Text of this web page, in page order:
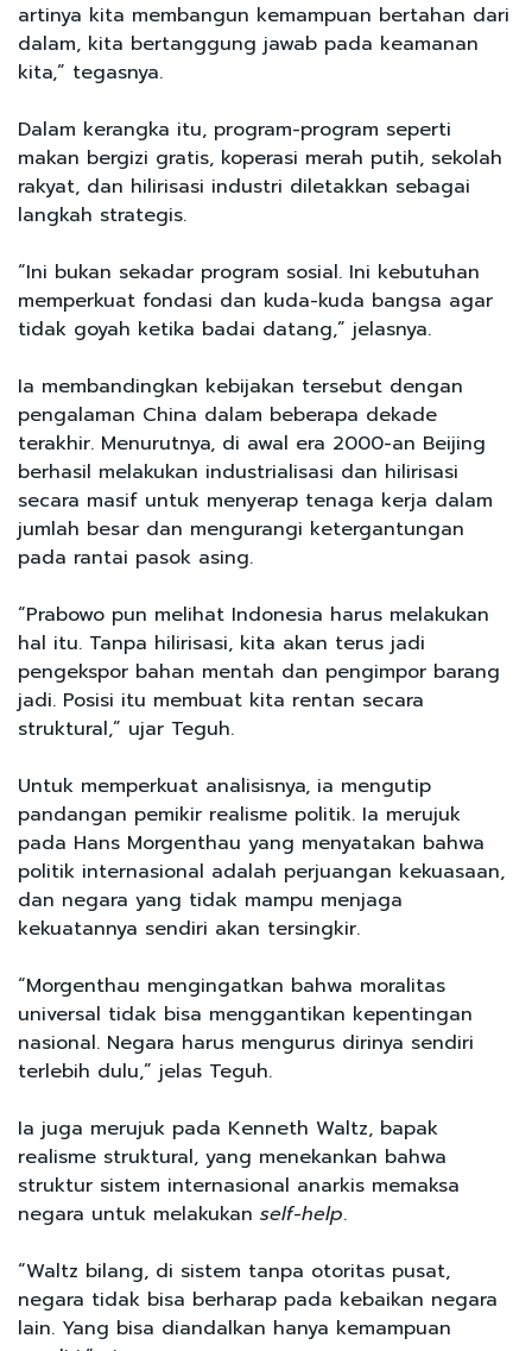
artinya kita membangun kemampuan bertahan dari
dalam, kita bertanggung jawab pada keamanan
kita,” tegasnya.
Dalam kerangka itu, program-program seperti
makan bergizi gratis, koperasi merah putih, sekolah
rakyat, dan hilirisasi industri diletakkan sebagai
langkah strategis.
“Ini bukan sekadar program sosial. Ini kebutuhan
memperkuat fondasi dan kuda-kuda bangsa agar
tidak goyah ketika badai datang,” jelasnya.
Ia membandingkan kebijakan tersebut dengan
pengalaman China dalam beberapa dekade
terakhir. Menurutnya, di awal era 2000-an Beijing
berhasil melakukan industrialisasi dan hilirisasi
secara masif untuk menyerap tenaga kerja dalam
jumlah besar dan mengurangi ketergantungan
pada rantai pasok asing.
“Prabowo pun melihat Indonesia harus melakukan
hal itu. Tanpa hilirisasi, kita akan terus jadi
pengekspor bahan mentah dan pengimpor barang
jadi. Posisi itu membuat kita rentan secara
struktural,” ujar Teguh.
Untuk memperkuat analisisnya, ia mengutip
pandangan pemikir realisme politik. Ia merujuk
pada Hans Morgenthau yang menyatakan bahwa
politik internasional adalah perjuangan kekuasaan,
dan negara yang tidak mampu menjaga
kekuatannya sendiri akan tersingkir.
“Morgenthau mengingatkan bahwa moralitas
universal tidak bisa menggantikan kepentingan
nasional. Negara harus mengurus dirinya sendiri
terlebih dulu,” jelas Teguh.
Ia juga merujuk pada Kenneth Waltz, bapak
realisme struktural, yang menekankan bahwa
struktur sistem internasional anarkis memaksa
negara untuk melakukan self-help.
“Waltz bilang, di sistem tanpa otoritas pusat,
negara tidak bisa berharap pada kebaikan negara
lain. Yang bisa diandalkan hanya kemampuan